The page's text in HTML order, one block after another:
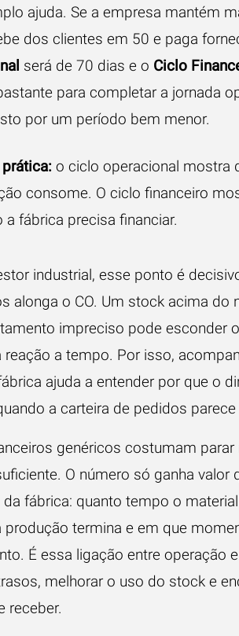
ajuda. Se a empresa mantém
dos clientes em 50 e paga
será de 70 dias e o Ciclo
para completar a jornada
por um período bem menor.
o ciclo operacional mostra
consome. O ciclo financeiro
a fábrica precisa financiar.
industrial, esse ponto é
alonga o CO. Um stock acima do
impreciso pode esconder
reação a tempo. Por isso,
ajuda a entender por que o
a carteira de pedidos parece
genéricos costumam
O número só ganha valor
da fábrica: quanto tempo o
produção termina e em que
É essa ligação entre operação
melhorar o uso do stock e
receber.